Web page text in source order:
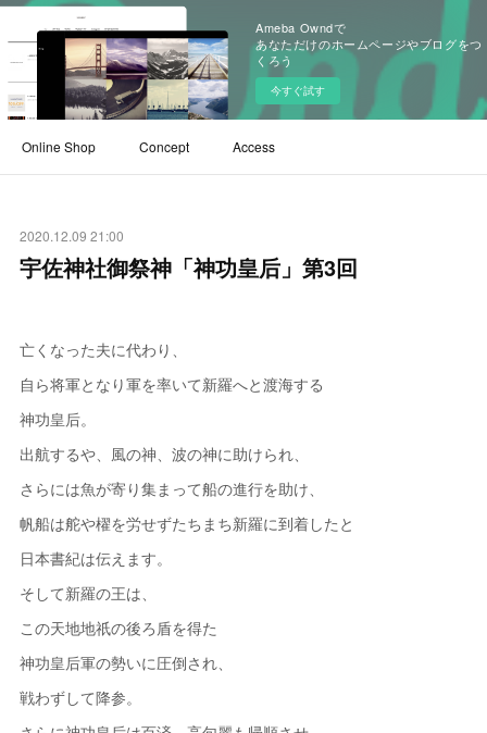
Ameba Owndで
あなただけのホームページやブログをつ
くろう
今すぐ試す
Online Shop Concept Access
2020.12.09 21:00
宇佐神社御祭神「神功皇后」第3回
亡くなった夫に代わり、
自ら将軍となり軍を率いて新羅へと渡海する
神功皇后。
出航するや、風の神、波の神に助けられ、
さらには魚が寄り集まって船の進行を助け、
帆船は舵や櫂を労せずたちまち新羅に到着したと
日本書紀は伝えます。
そして新羅の王は、
この天地地祇の後ろ盾を得た
神功皇后軍の勢いに圧倒され、
戦わずして降参。